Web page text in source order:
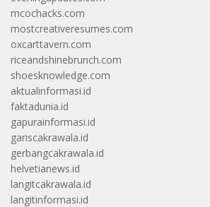
mcochacks.com
mostcreativeresumes.com
oxcarttavern.com
riceandshinebrunch.com
shoesknowledge.com
aktualinformasi.id
faktadunia.id
gapurainformasi.id
gariscakrawala.id
gerbangcakrawala.id
helvetianews.id
langitcakrawala.id
langitinformasi.id